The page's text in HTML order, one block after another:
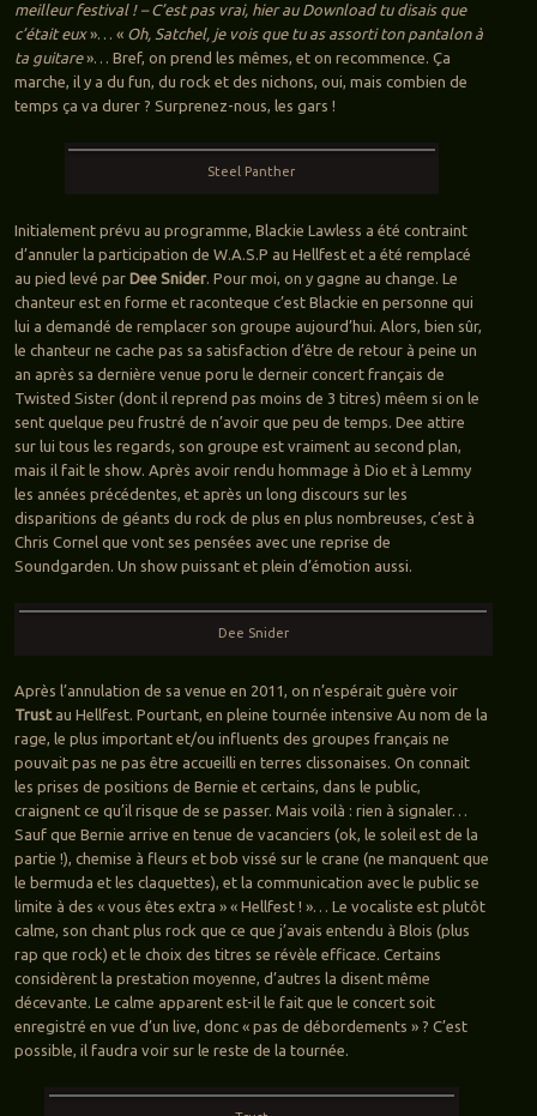
meilleur festival ! – C’est pas vrai, hier au Download tu disais que
c’était eux»… « Oh, Satchel, je vois que tu as assorti ton pantalon à
ta guitare»… Bref, on prend les mêmes, et on recommence. Ça
marche, il y a du fun, du rock et des nichons, oui, mais combien de
temps ça va durer ? Surprenez-nous, les gars !
Steel Panther
Initialement prévu au programme, Blackie Lawless a été contraint
d’annuler la participation de W.A.S.P au Hellfest et a été remplacé
au pied levé par Dee Snider. Pour moi, on y gagne au change. Le
chanteur est en forme et raconteque c’est Blackie en personne qui
lui a demandé de remplacer son groupe aujourd’hui. Alors, bien sûr,
le chanteur ne cache pas sa satisfaction d’être de retour à peine un
an après sa dernière venue poru le derneir concert français de
Twisted Sister (dont il reprend pas moins de 3 titres) mêem si on le
sent quelque peu frustré de n’avoir que peu de temps. Dee attire
sur lui tous les regards, son groupe est vraiment au second plan,
mais il fait le show. Après avoir rendu hommage à Dio et à Lemmy
les années précédentes, et après un long discours sur les
disparitions de géants du rock de plus en plus nombreuses, c’est à
Chris Cornel que vont ses pensées avec une reprise de
Soundgarden. Un show puissant et plein d’émotion aussi.
Dee Snider
Après l’annulation de sa venue en 2011, on n’espérait guère voir
Trustau Hellfest. Pourtant, en pleine tournée intensive Au nom de la
rage, le plus important et/ou influents des groupes français ne
pouvait pas ne pas être accueilli en terres clissonaises. On connait
les prises de positions de Bernie et certains, dans le public,
craignent ce qu’il risque de se passer. Mais voilà : rien à signaler…
Sauf que Bernie arrive en tenue de vacanciers (ok, le soleil est de la
partie !), chemise à fleurs et bob vissé sur le crane (ne manquent que
le bermuda et les claquettes), et la communication avec le public se
limite à des « vous êtes extra » « Hellfest ! »… Le vocaliste est plutôt
calme, son chant plus rock que ce que j’avais entendu à Blois (plus
rap que rock) et le choix des titres se révèle efficace. Certains
considèrent la prestation moyenne, d’autres la disent même
décevante. Le calme apparent est-il le fait que le concert soit
enregistré en vue d’un live, donc « pas de débordements » ? C’est
possible, il faudra voir sur le reste de la tournée.